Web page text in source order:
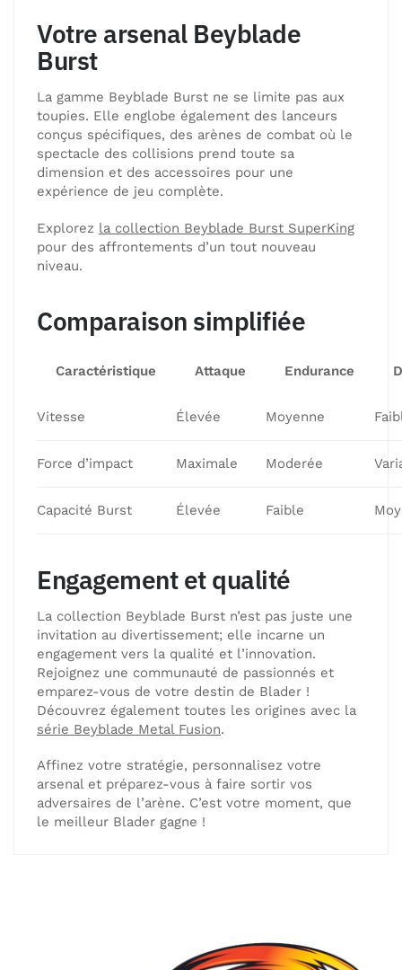
Votre arsenal Beyblade
Burst
La gamme Beyblade Burst ne se limite pas aux
toupies. Elle englobe également des lanceurs
conçus spécifiques, des arènes de combat où le
spectacle des collisions prend toute sa
dimension et des accessoires pour une
expérience de jeu complète.
Explorez la collection Beyblade Burst SuperKing
pour des affrontements d’un tout nouveau
niveau.
Comparaison simplifiée
Caractéristique Attaque Endurance
Vitesse Élevée Moyenne
Force d’impact Maximale Moderée
Capacité Burst Élevée Faible
Engagement et qualité
La collection Beyblade Burst n’est pas juste une
invitation au divertissement; elle incarne un
engagement vers la qualité et l’innovation.
Rejoignez une communauté de passionnés et
emparez-vous de votre destin de Blader !
Découvrez également toutes les origines avec la
série Beyblade Metal Fusion.
Affinez votre stratégie, personnalisez votre
arsenal et préparez-vous à faire sortir vos
adversaires de l’arène. C’est votre moment, que
le meilleur Blader gagne !